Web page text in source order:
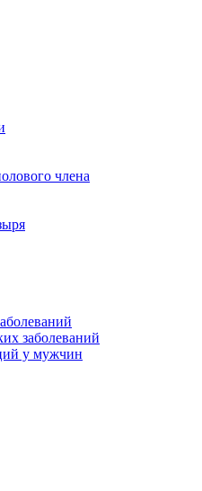
члена
заболеваний
у мужчин